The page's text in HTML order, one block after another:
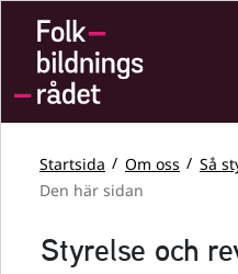
Startsida Om oss
Så
Den här sidan
Styrelse och